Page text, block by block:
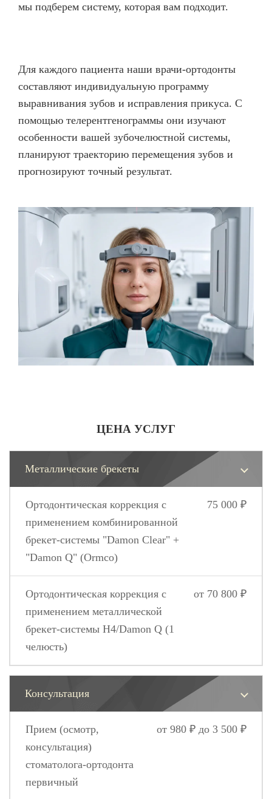
мы подберем систему, которая вам подходит.
Для каждого пациента наши врачи-ортодонты
составляют индивидуальную программу
выравнивания зубов и исправления прикуса. С
помощью телерентгенограммы они изучают
особенности вашей зубочелюстной системы,
планируют траекторию перемещения зубов и
прогнозируют точный результат.
ЦЕНА УСЛУГ
Металлические брекеты
Ортодонтическая коррекция с
применением комбинированной
брекет-системы "Damon Clear" +
"Damon Q" (Ormco)
75 000 ₽
Ортодонтическая коррекция с
применением металлической
брекет-системы Н4/Damon Q (1
челюсть)
от 70 800 ₽
Консультация
Прием (осмотр,
консультация)
стоматолога-ортодонта
первичный
от 980 ₽ до 3 500 ₽